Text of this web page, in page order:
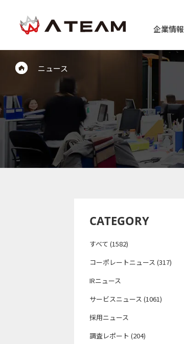
企業情報
ニュース
CATEGORY
すべて (1582)
コーポレートニュース (317)
IRニュース
サービスニュース (1061)
採用ニュース
調査レポート (204)